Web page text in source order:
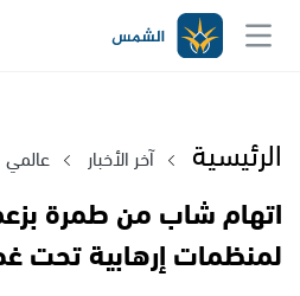
الرئيسية آخر الأخبار عالمي
اتهام شاب من طمرة
لمنظمات إرهابية تحت